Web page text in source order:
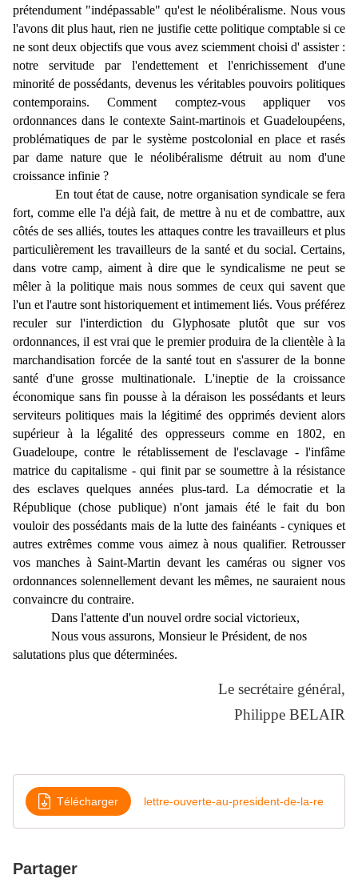
prétendument "indépassable" qu'est le néolibéralisme. Nous vous
l'avons dit plus haut, rien ne justifie cette politique comptable si ce
ne sont deux objectifs que vous avez sciemment choisi d' assister :
notre servitude par l'endettement et l'enrichissement d'une
minorité de possédants, devenus les véritables pouvoirs politiques
contemporains. Comment comptez-vous appliquer vos
ordonnances dans le contexte Saint-martinois et Guadeloupéens,
problématiques de par le système postcolonial en place et rasés
par dame nature que le néolibéralisme détruit au nom d'une
croissance infinie ?
En tout état de cause, notre organisation syndicale se fera
fort, comme elle l'a déjà fait, de mettre à nu et de combattre, aux
côtés de ses alliés, toutes les attaques contre les travailleurs et plus
particulièrement les travailleurs de la santé et du social. Certains,
dans votre camp, aiment à dire que le syndicalisme ne peut se
mêler à la politique mais nous sommes de ceux qui savent que
l'un et l'autre sont historiquement et intimement liés. Vous préférez
reculer sur l'interdiction du Glyphosate plutôt que sur vos
ordonnances, il est vrai que le premier produira de la clientèle à la
marchandisation forcée de la santé tout en s'assurer de la bonne
santé d'une grosse multinationale. L'ineptie de la croissance
économique sans fin pousse à la déraison les possédants et leurs
serviteurs politiques mais la légitimé des opprimés devient alors
supérieur à la légalité des oppresseurs comme en 1802, en
Guadeloupe, contre le rétablissement de l'esclavage - l'infâme
matrice du capitalisme - qui finit par se soumettre à la résistance
des esclaves quelques années plus-tard. La démocratie et la
République (chose publique) n'ont jamais été le fait du bon
vouloir des possédants mais de la lutte des fainéants - cyniques et
autres extrêmes comme vous aimez à nous qualifier. Retrousser
vos manches à Saint-Martin devant les caméras ou signer vos
ordonnances solennellement devant les mêmes, ne sauraient nous
convaincre du contraire.
Dans l'attente d'un nouvel ordre social victorieux,
Nous vous assurons, Monsieur le Président, de nos
salutations plus que déterminées.
Le secrétaire général,
Philippe BELAIR
Télécharger lettre-ouverte-au-president-de-la-re
Partager